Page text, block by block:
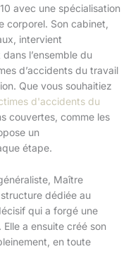
avec une spécialisation
corporel. Son cabinet,
intervient
l’ensemble du
d’accidents du travail
Que vous souhaitiez
d'accidents du
couvertes, comme les
un
étape.
Maître
dédiée au
qui a forgé une
a ensuite créé son
en toute